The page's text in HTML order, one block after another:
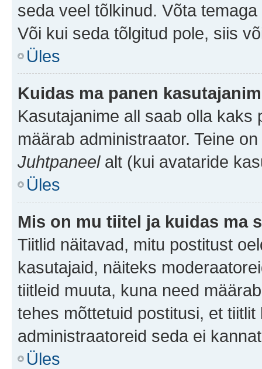
seda veel tõlkinud. Võta
Või kui seda tõlgitud pole, siis
Üles
Kuidas ma panen
Kasutajanime all saab olla kaks
määrab administraator. Teine
Juhtpaneelalt (kui avataride
Üles
Mis on mu tiitel ja kuidas ma
Tiitlid näitavad, mitu postitust
kasutajaid, näiteks
tiitleid muuta, kuna need
tehes mõttetuid postitusi, et
administraatoreid seda ei
Üles